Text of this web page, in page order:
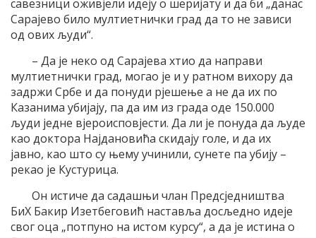
савезници оживјели идеју о шеријату и да би „данас
Сарајево било мултиетнички град да то не зависи
од ових људи“.
– Да је неко од Сарајева хтио да направи
мултиетнички град, могао је и у ратном вихору да
задржи Србе и да понуди рјешење а не да их по
Казанима убијају, па да им из града оде 150.000
људи једне вјероисповјести. Да ли је понуда да људе
као доктора Најдановића скидају голе, и да их
јавно, као што су њему учинили, сунете па убију –
рекао је Кустурица.
Он истиче да садашњи члан Предсједништва
БиХ Бакир Изетбеговић наставља досљедно идеје
свог оца „потпуно на истом курсу“, а да је истина о